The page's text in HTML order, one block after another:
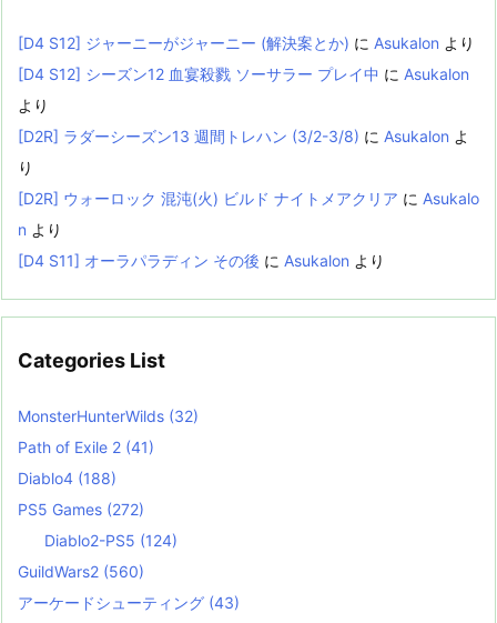
[D4 S12] ジャーニーがジャーニー (解決案とか) に Asukalon より
[D4 S12] シーズン12 血宴殺戮 ソーサラー プレイ中 に Asukalon
より
[D2R] ラダーシーズン13 週間トレハン (3/2-3/8) に Asukalon よ
り
[D2R] ウォーロック 混沌(火) ビルド ナイトメアクリア に Asukalo
n より
[D4 S11] オーラパラディン その後 に Asukalon より
Categories List
MonsterHunterWilds (32)
Path of Exile 2 (41)
Diablo4 (188)
PS5 Games (272)
Diablo2-PS5 (124)
GuildWars2 (560)
アーケードシューティング (43)